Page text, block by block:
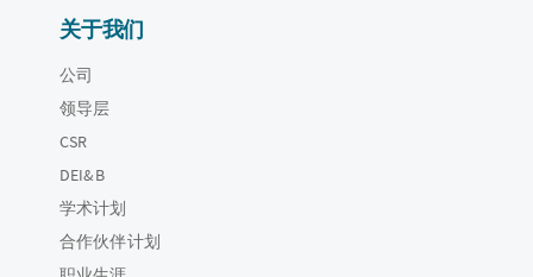
关于我们
公司
领导层
CSR
DEI&B
学术计划
合作伙伴计划